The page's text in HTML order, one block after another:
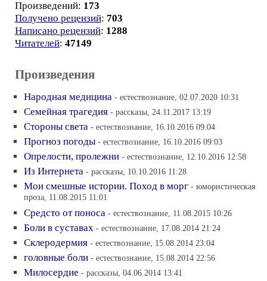
Произведений: 173
Получено рецензий: 703
Написано рецензий: 1288
Читателей: 47149
Произведения
Народная медицина - естествознание, 02.07.2020 10:31
Семейная трагедия - рассказы, 24.11.2017 13:19
Стороны света - естествознание, 16.10.2016 09:04
Прогноз погоды - естествознание, 16.10.2016 09:03
Опрелости, пролежни - естествознание, 12.10.2016 12:58
Из Интернета - рассказы, 10.10.2016 11:28
Мои смешные истории. Поход в морг - юмористическая
проза, 11.08.2015 11:01
Средсто от поноса - естествознание, 11.08.2015 10:26
Боли в суставах - естествознание, 17.08.2014 21:24
Склеродермия - естествознание, 15.08.2014 23:04
головные боли - естествознание, 15.08.2014 22:56
Милосердие - рассказы, 04.06.2014 13:41